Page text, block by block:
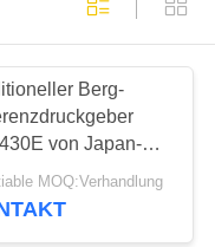
44
Berg-
von Japan-
MOQ:Verhandlung